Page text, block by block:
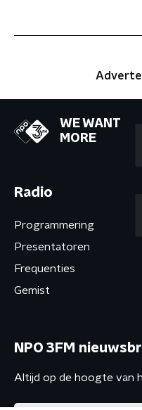
WE WANT
MORE
Radio
Programmering
Presentatoren
Frequenties
Gemist
NPO 3FM
Altijd op de hoogte van